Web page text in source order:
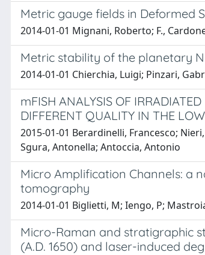
Metric gauge fields in Deformed
2014-01-01 Mignani, Roberto; F.,
Metric stability of the planetary
2014-01-01 Chierchia, Luigi; Pinzari,
mFISH ANALYSIS OF
DIFFERENT QUALITY IN THE
2015-01-01 Berardinelli, Francesco; Nieri,
Sgura, Antonella; Antoccia, Antonio
Micro Amplification Channels: a
tomography
2014-01-01 Biglietti, M; Iengo, P;
Micro-Raman and stratigraphic
(A.D. 1650) and laser-induced